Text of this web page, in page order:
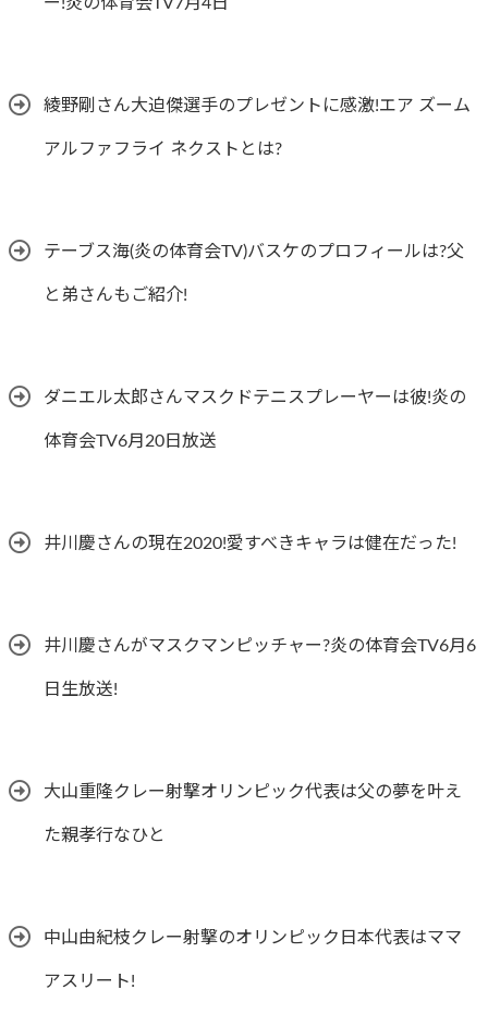
綾野剛さん大迫傑選手のプレゼントに感激!エア ズーム
アルファフライ ネクストとは?
テーブス海(炎の体育会TV)バスケのプロフィールは?父
と弟さんもご紹介!
ダニエル太郎さんマスクドテニスプレーヤーは彼!炎の
体育会TV6月20日放送
井川慶さんの現在2020!愛すべきキャラは健在だった!
井川慶さんがマスクマンピッチャー?炎の体育会TV6月6
日生放送!
大山重隆クレー射撃オリンピック代表は父の夢を叶え
た親孝行なひと
中山由紀枝クレー射撃のオリンピック日本代表はママ
アスリート!